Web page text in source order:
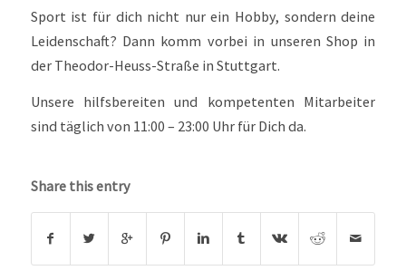
Sport ist für dich nicht nur ein Hobby, sondern deine
Leidenschaft? Dann komm vorbei in unseren Shop in
der Theodor-Heuss-Straße in Stuttgart.
Unsere hilfsbereiten und kompetenten Mitarbeiter
sind täglich von 11:00 – 23:00 Uhr für Dich da.
Share this entry